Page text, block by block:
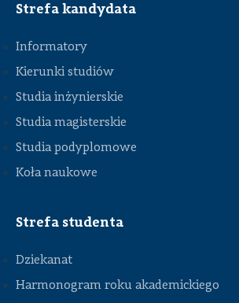
Strefa kandydata
Informatory
Kierunki studiów
Studia inżynierskie
Studia magisterskie
Studia podyplomowe
Koła naukowe
Strefa studenta
Dziekanat
Harmonogram roku akademickiego